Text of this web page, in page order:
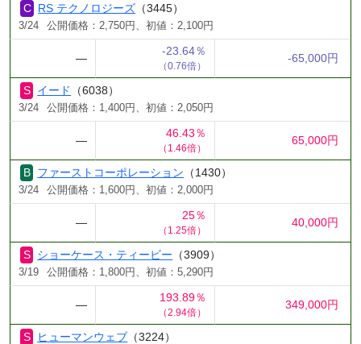
RS テクノロジーズ （3445）
3/24 公開価格：2,750円、初値：2,100円
―
-23.64％
（0.76倍）
-65,000円
イード （6038）
3/24 公開価格：1,400円、初値：2,050円
―
46.43％
（1.46倍）
65,000円
ファーストコーポレーション （1430）
3/24 公開価格：1,600円、初値：2,000円
―
25％
（1.25倍）
40,000円
ショーケース・ティービー （3909）
3/19 公開価格：1,800円、初値：5,290円
―
193.89％
（2.94倍）
349,000円
ヒューマンウェブ （3224）